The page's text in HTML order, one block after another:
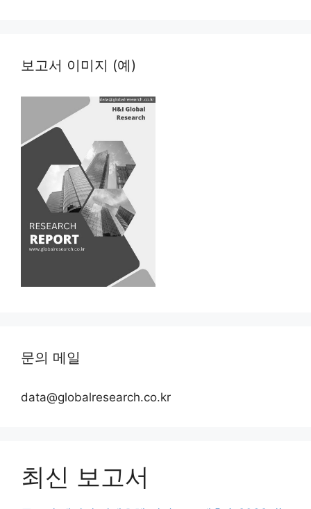
보고서 이미지 (예)
문의 메일
data@globalresearch.co.kr
최신 보고서